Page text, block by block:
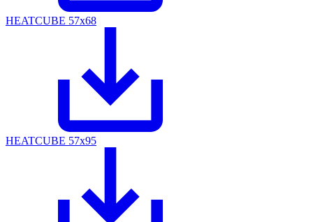
HEATCUBE 57x68
HEATCUBE 57x95